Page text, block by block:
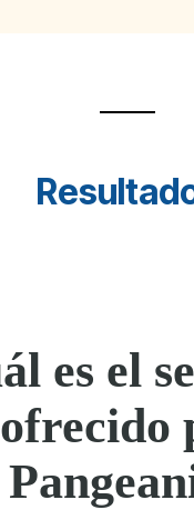
es el
ofrecido